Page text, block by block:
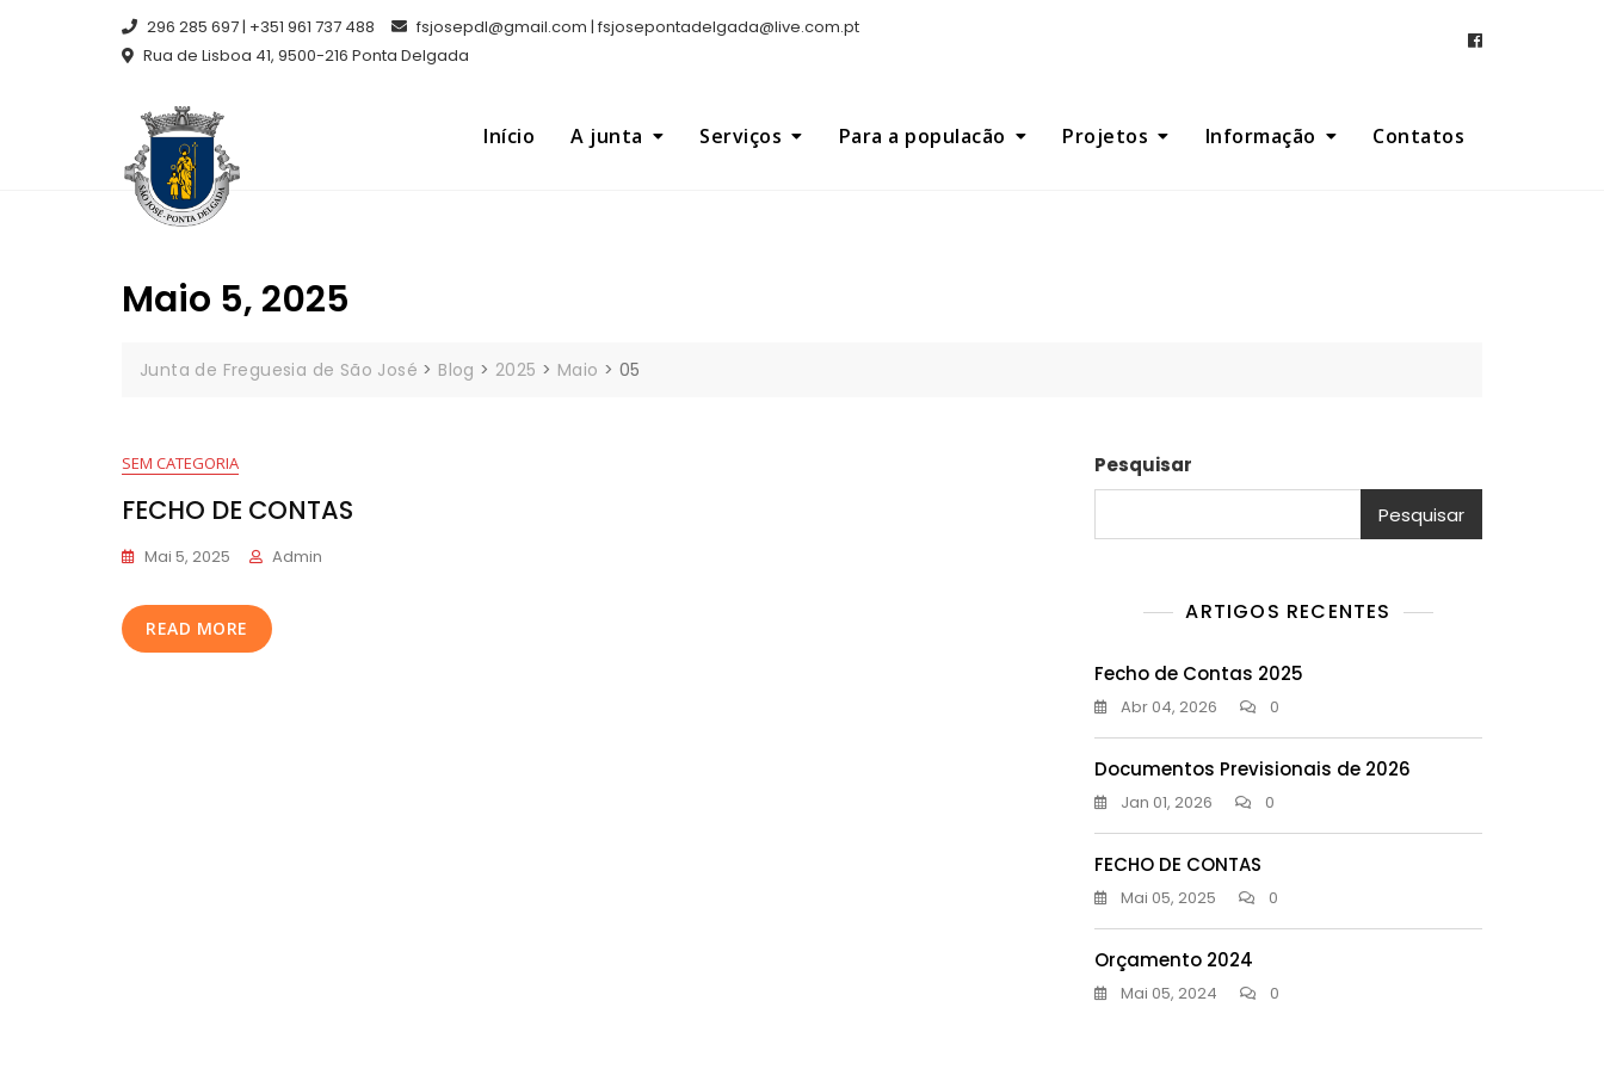
296 285 697 | +351 961 737 488
fsjosepdl@gmail.com | fsjosepontadelgada@live.com.pt
Rua de Lisboa 41, 9500-216 Ponta Delgada
Início A junta Serviços Para a populacão Projetos Informação Contatos
Maio 5, 2025
Junta de Freguesia de São José > Blog > 2025 > Maio > 05
SEM CATEGORIA
FECHO DE CONTAS
Mai 5, 2025 Admin
READ MORE
Pesquisar
Pesquisar
ARTIGOS RECENTES
Fecho de Contas 2025
Abr 04, 2026 0
Documentos Previsionais de 2026
Jan 01, 2026 0
FECHO DE CONTAS
Mai 05, 2025 0
Orçamento 2024
Mai 05, 2024 0